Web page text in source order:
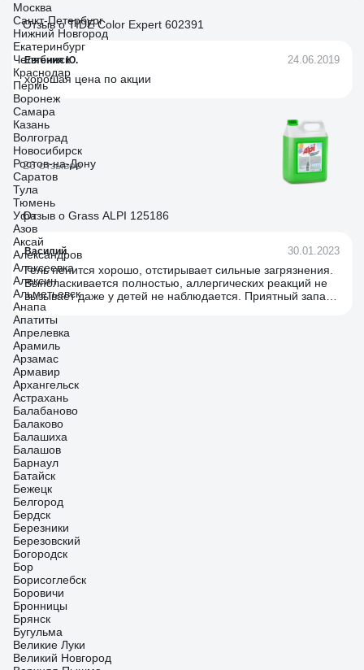
Отзыв о TIDE Color Expert 602391
Евгения Ю. 24.06.2019
хорошая цена по акции
26 отзывов
Отзыв о Grass ALPI 125186
Василий 30.01.2023
Гель пенится хорошо, отстирывает сильные загрязнения.
Выполаскивается полностью, аллергических реакций не
вызывает даже у детей не наблюдается. Приятный запах
не резкий, после стирки вещи мягкие, пахнут свежестью.
Москва
Санкт-Петербург
Нижний Новгород
Екатеринбург
Челябинск
Краснодар
Пермь
Воронеж
Самара
Казань
Волгоград
Новосибирск
Ростов-на-Дону
Саратов
Тула
Тюмень
Уфа
Азов
Аксай
Александров
Алексеевка
Алексин
Альметьевск
Анапа
Апатиты
Апрелевка
Арамиль
Арзамас
Армавир
Архангельск
Астрахань
Балабаново
Балаково
Балашиха
Балашов
Барнаул
Батайск
Бежецк
Белгород
Бердск
Березники
Березовский
Богородск
Бор
Борисоглебск
Боровичи
Бронницы
Брянск
Бугульма
Великие Луки
Великий Новгород